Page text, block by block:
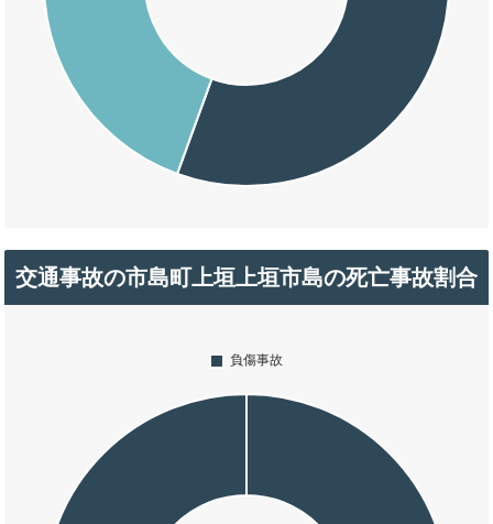
交通事故の市島町上垣上垣市島の死亡事故割合